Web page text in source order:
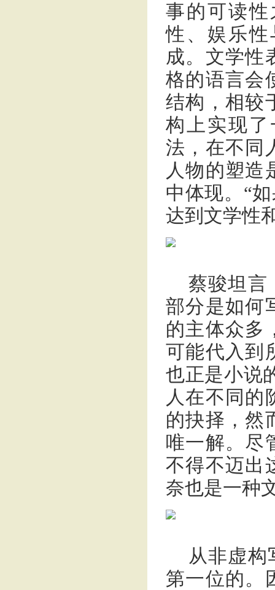
事的可读
性、娱乐
成。文学性
格的语言会
结构，相较
构上实现
法，在不同
人物的塑造
中体现。“
达到文学性
蔡骏坦言
部分是如何
的主体众多
可能代入到
也正是小说
人在不同的
的抉择，然
唯一解。尽
不得不迈出
奈也是一种
从非虚构
第一位的。